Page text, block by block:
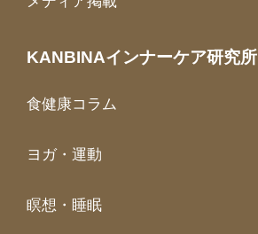
KANBINAインナーケア研究所
食健康コラム
ヨガ・運動
瞑想・睡眠